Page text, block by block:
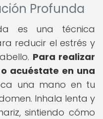
Profunda
es una técnica
reducir el estrés y
Para realizar
acuéstate en una
una mano en tu
Inhala lenta y
sintiendo cómo